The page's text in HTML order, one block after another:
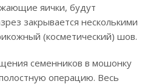
яички, будут
закрывается несколькими
(косметический) шов.
семенников в мошонку
операцию. Весь